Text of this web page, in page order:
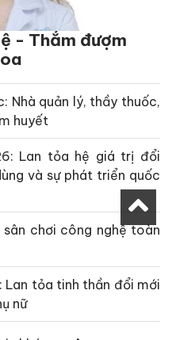
- Thắm đượm
Nhà quản lý, thầy thuốc,
huyết
Lan tỏa hệ giá trị đổi
và sự phát triển quốc
chơi công nghệ toàn
Lan tỏa tinh thần đổi mới
nữ